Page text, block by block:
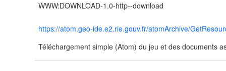
WWW:DOWNLOAD-1.0-http--download
https://atom.geo-ide.e2.rie.gouv.fr/atomArchive/
Téléchargement simple (Atom) du jeu et des documents